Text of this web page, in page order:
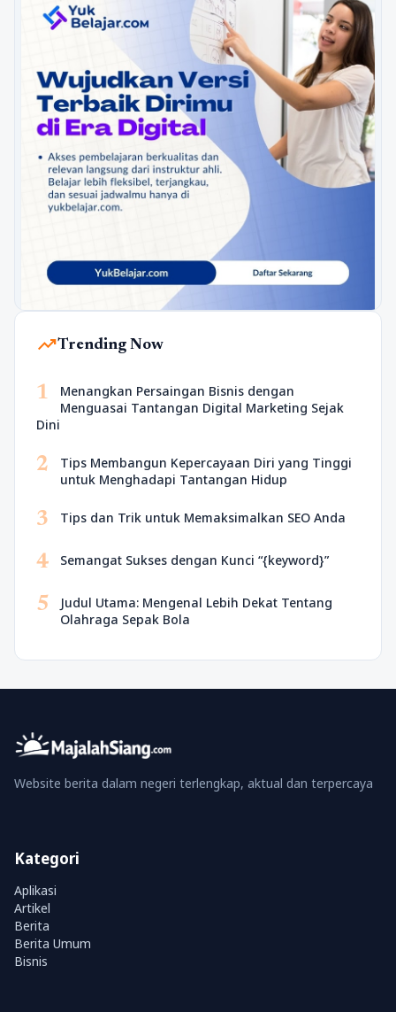
trending_upTrending Now
1
Menangkan Persaingan Bisnis dengan
Menguasai Tantangan Digital Marketing Sejak
Dini
2
Tips Membangun Kepercayaan Diri yang Tinggi
untuk Menghadapi Tantangan Hidup
3 Tips dan Trik untuk Memaksimalkan SEO Anda
4 Semangat Sukses dengan Kunci “{keyword}”
5
Judul Utama: Mengenal Lebih Dekat Tentang
Olahraga Sepak Bola
Website berita dalam negeri terlengkap, aktual dan terpercaya
Kategori
Aplikasi
Artikel
Berita
Berita Umum
Bisnis